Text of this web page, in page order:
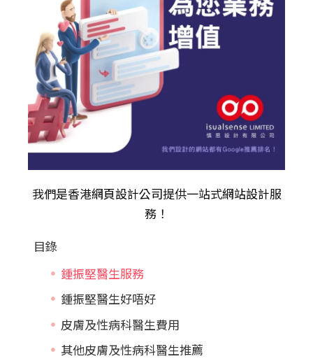
我們是香港網頁設計公司提供一站式網站設計服
務！
目錄
鍾振堅醫生服務
鍾振堅醫生好唔好
皮膚及性病科醫生費用
其他皮膚及性病科醫生推薦